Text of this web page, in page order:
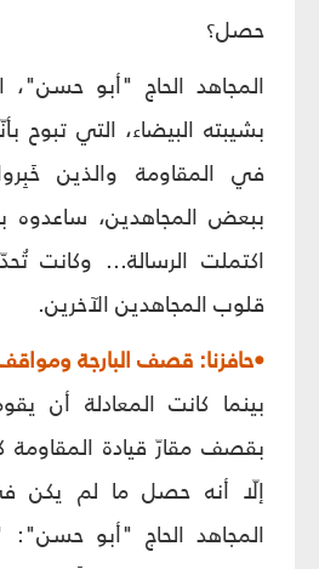
حصل؟
المجاهد الحاج "أبو حسن"،
بشيبته البيضاء، التي تبوح
في المقاومة والذين
ببعض المجاهدين،
اكتملت الرسالة... وكانت
قلوب المجاهدين الآخرين.
•حافزنا: قصف البارجة
بينما كانت المعادلة أن
بقصف مقارّ قيادة المقاومة
إلّا أنه حصل ما لم يكن
المجاهد الحاج "أبو حسن":